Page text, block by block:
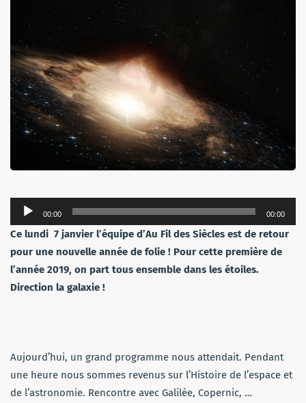
Lecteur
audio
00:00 00:00
Ce lundi 7 janvier l’équipe d’Au Fil des Siècles est de retour
pour une nouvelle année de folie ! Pour cette première de
l’année 2019, on part tous ensemble dans les étoiles.
Direction la galaxie !
Aujourd’hui, un grand programme nous attendait. Pendant
une heure nous sommes revenus sur l’Histoire de l’espace et
de l’astronomie. Rencontre avec Galilée, Copernic, …